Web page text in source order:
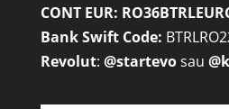
CONT EUR:
Bank Swift Code:
Revolut: @startevosau